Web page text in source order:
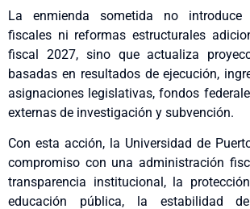
La enmienda sometida no introduce
fiscales ni reformas estructurales
fiscal 2027, sino que actualiza
basadas en resultados de ejecución,
asignaciones legislativas, fondos
externas de investigación y subvención.
Con esta acción, la Universidad de
compromiso con una administración
transparencia institucional, la
educación pública, la estabilidad